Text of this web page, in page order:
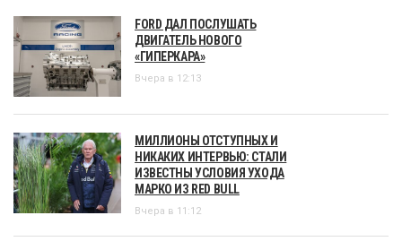
FORD ДАЛ ПОСЛУШАТЬ
ДВИГАТЕЛЬ НОВОГО
«ГИПЕРКАРА»
Вчера в 12:13
МИЛЛИОНЫ ОТСТУПНЫХ И
НИКАКИХ ИНТЕРВЬЮ: СТАЛИ
ИЗВЕСТНЫ УСЛОВИЯ УХОДА
МАРКО ИЗ RED BULL
Вчера в 11:12